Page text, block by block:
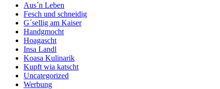
Aus´n Leben
Fesch und schneidig
G´sellig am Kaiser
Handgmocht
Hoagascht
Insa Landl
Koasa Kulinarik
Kupft wia katscht
Uncategorized
Werbung